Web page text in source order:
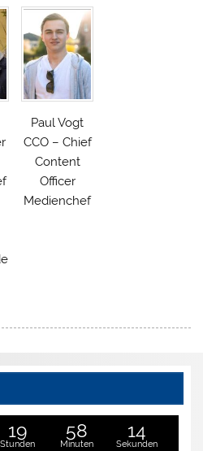
Paul Vogt
CCO – Chief
Content
Officer
Medienchef
19
Stunden
58
Minuten
13
Sekunden